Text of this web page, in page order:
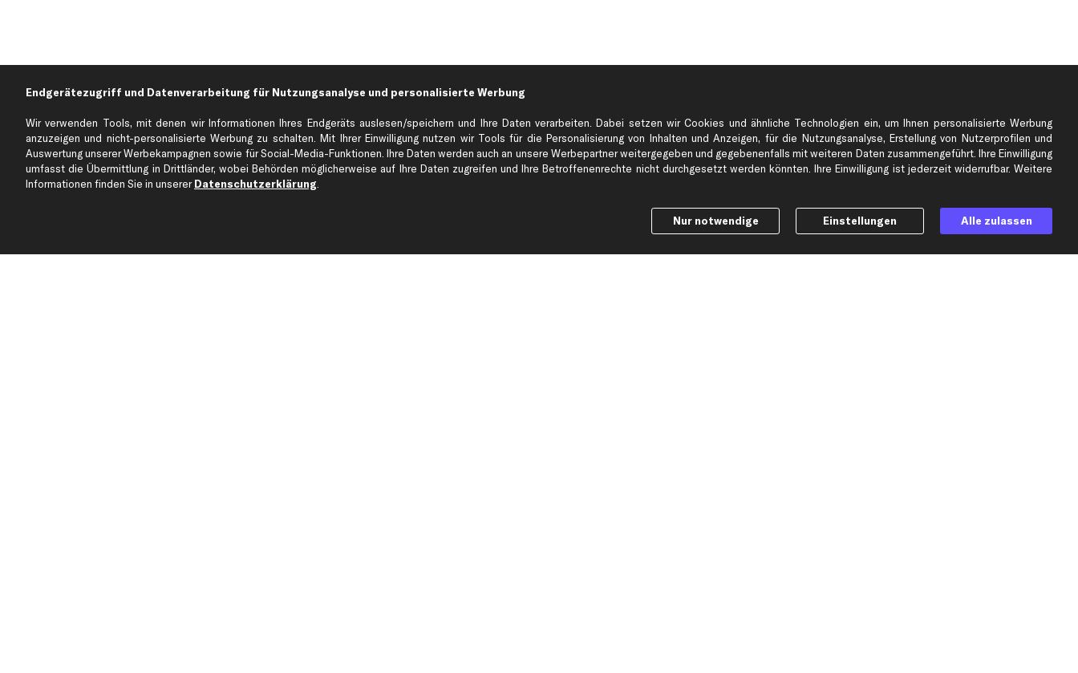
Über kfzteile24
Über uns
Kundenservice
Zahlung
Hilfe & Support Top Produkte
Bremssattel
Top Automarken
Ford Ersatzteile
Endgerätezugriff und Datenverarbeitung für Nutzungsanalyse und personalisierte Werbung
Wir verwenden Tools, mit denen wir Informationen Ihres Endgeräts auslesen/speichern und Ihre Daten verarbeiten. Dabei setzen wir Cookies und ähnliche Technologien ein, um Ihnen personalisierte Werbung
anzuzeigen und nicht-personalisierte Werbung zu schalten. Mit Ihrer Einwilligung nutzen wir Tools für die Personalisierung von Inhalten und Anzeigen, für die Nutzungsanalyse, Erstellung von Nutzerprofilen und
Auswertung unserer Werbekampagnen sowie für Social-Media-Funktionen. Ihre Daten werden auch an unsere Werbepartner weitergegeben und gegebenenfalls mit weiteren Daten zusammengeführt. Ihre Einwilligung
umfasst die Übermittlung in Drittländer, wobei Behörden möglicherweise auf Ihre Daten zugreifen und Ihre Betroffenenrechte nicht durchgesetzt werden könnten. Ihre Einwilligung ist jederzeit widerrufbar. Weitere
Informationen finden Sie in unsererDatenschutzerklärung
Nur notwendige Einstellungen Alle zulassen